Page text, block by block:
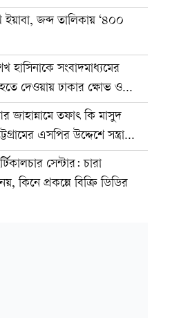
ইয়াবা, জব্দ তালিকায় ‘৪০০
হাসিনাকে সংবাদমাধ্যমের
দেওয়ায় ঢাকার ক্ষোভ ও
জাহান্নামে তফাৎ কি মাসুদ
এসপির উদ্দেশে সন্ত্রাসী
পোস্ট
সেন্টার: চারা
কিনে প্রকল্পে বিক্রি ডিডির